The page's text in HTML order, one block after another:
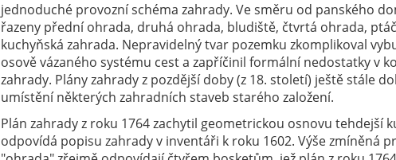
jednoduché provozní schéma zahrady. Ve směru od panského
řazeny přední ohrada, druhá ohrada, bludiště, čtvrtá ohrada,
kuchyňská zahrada. Nepravidelný tvar pozemku zkomplikoval
osově vázaného systému cest a zapříčinil formální nedostatky v
zahrady. Plány zahrady z pozdější doby (z 18. století) ještě stále
umístění některých zahradních staveb starého založení.
Plán zahrady z roku 1764 zachytil geometrickou osnovu tehdejší
odpovídá popisu zahrady v inventáři k roku 1602. Výše zmíněná